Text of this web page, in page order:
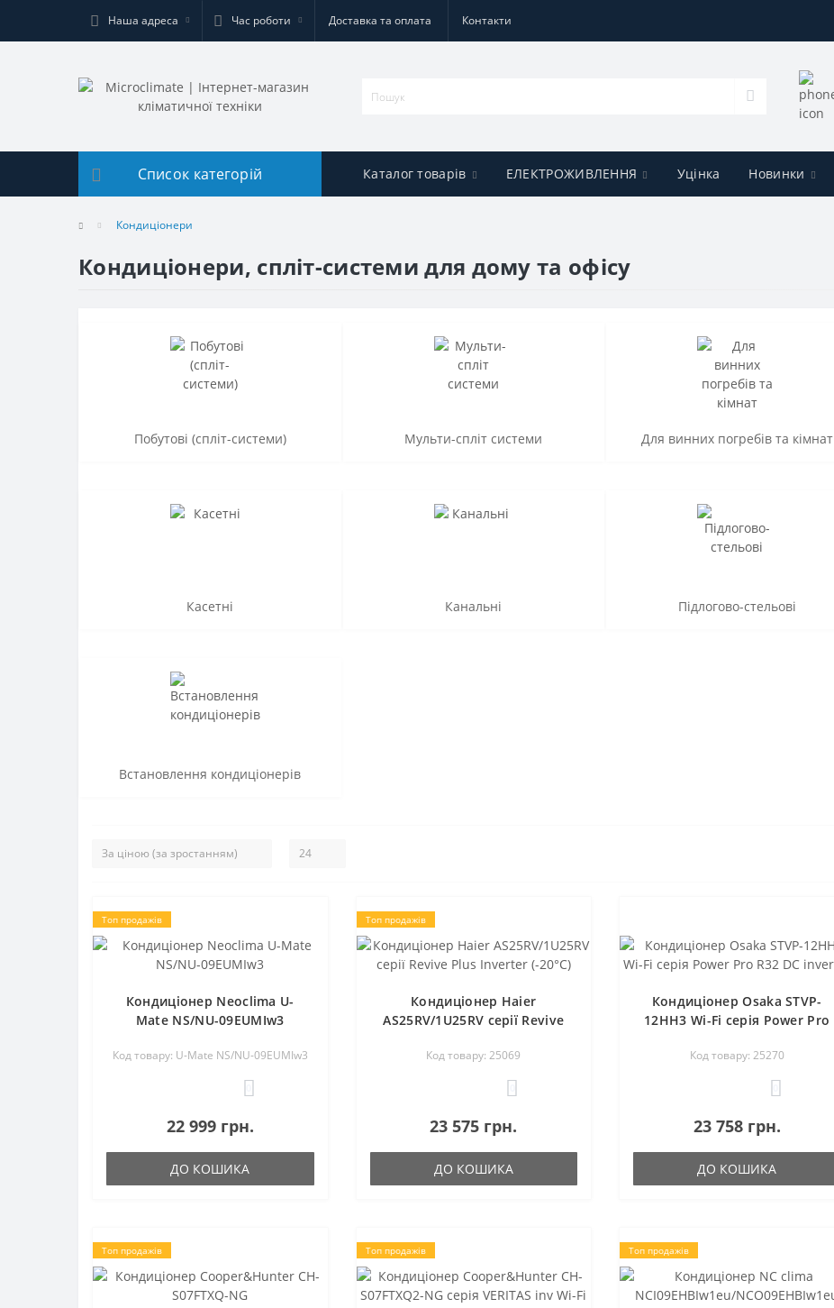
Наша адреса Час роботи Доставка та оплата Контакти
Список категорій Каталог товарів ЕЛЕКТРОЖИВЛЕННЯ Уцінка Новинки
Кондиціонери
Кондиціонери, спліт-системи для дому та офісу
Побутові (спліт-системи) Мульти-спліт системи Для винних погребів та кімнат
Касетні Канальні Підлогово-стельові
Встановлення кондиціонерів
Топ продажів
Кондиціонер Neoclima U-
Mate NS/NU-09EUMIw3
Код товару: U-Mate NS/NU-09EUMIw3
22 999 грн.
ДО КОШИКА
Топ продажів
Кондиціонер Haier
AS25RV/1U25RV серії Revive
Код товару: 25069
23 575 грн.
ДО КОШИКА
Кондиціонер Osaka STVP-
12HH3 Wi-Fi серія Power Pro
Код товару: 25270
23 758 грн.
ДО КОШИКА
Топ продажів Топ продажів Топ продажів